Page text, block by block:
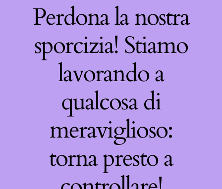
Perdona la nostra
sporcizia! Stiamo
lavorando a
qualcosa di
meraviglioso:
torna presto a